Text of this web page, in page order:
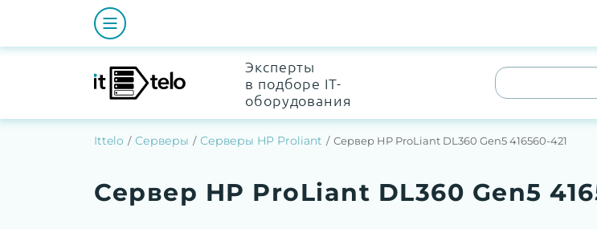
Эксперты
в подборе IT-
оборудования
Ittelo Серверы Серверы HP Proliant Сервер HP ProLiant DL360 Gen5 416560-421
Сервер HP ProLiant DL360 Gen5